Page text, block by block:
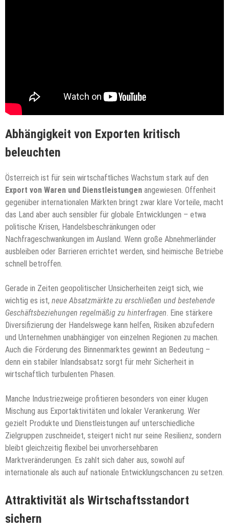
Abhängigkeit von Exporten kritisch
beleuchten
Österreich ist für sein wirtschaftliches Wachstum stark auf den
Export von Waren und Dienstleistungen angewiesen. Offenheit
gegenüber internationalen Märkten bringt zwar klare Vorteile, macht
das Land aber auch sensibler für globale Entwicklungen – etwa
politische Krisen, Handelsbeschränkungen oder
Nachfrageschwankungen im Ausland. Wenn große Abnehmerländer
ausbleiben oder Barrieren errichtet werden, sind heimische Betriebe
schnell betroffen.
Gerade in Zeiten geopolitischer Unsicherheiten zeigt sich, wie
wichtig es ist, neue Absatzmärkte zu erschließen und bestehende
Geschäftsbeziehungen regelmäßig zu hinterfragen. Eine stärkere
Diversifizierung der Handelswege kann helfen, Risiken abzufedern
und Unternehmen unabhängiger von einzelnen Regionen zu machen.
Auch die Förderung des Binnenmarktes gewinnt an Bedeutung –
denn ein stabiler Inlandsabsatz sorgt für mehr Sicherheit in
wirtschaftlich turbulenten Phasen.
Manche Industriezweige profitieren besonders von einer klugen
Mischung aus Exportaktivitäten und lokaler Verankerung. Wer
gezielt Produkte und Dienstleistungen auf unterschiedliche
Zielgruppen zuschneidet, steigert nicht nur seine Resilienz, sondern
bleibt gleichzeitig flexibel bei unvorhersehbaren
Marktveränderungen. Es zahlt sich daher aus, sowohl auf
internationale als auch auf nationale Entwicklungschancen zu setzen.
Attraktivität als Wirtschaftsstandort
sichern